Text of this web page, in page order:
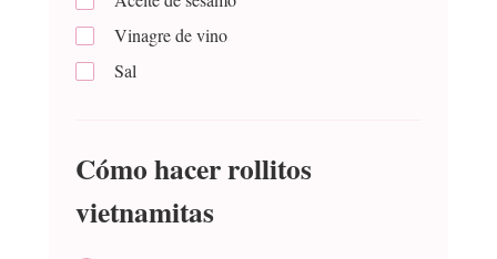
Vinagre de vino
Sal
Cómo hacer rollitos
vietnamitas